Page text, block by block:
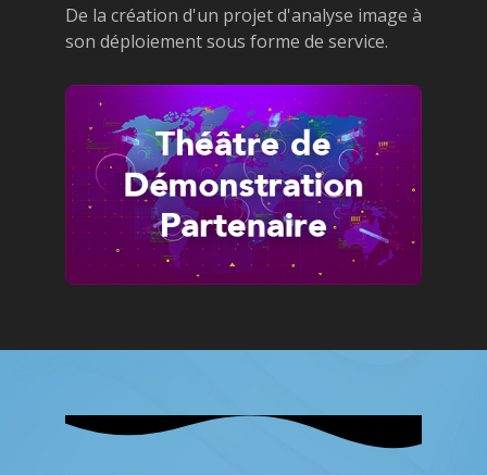
De la création d'un projet d'analyse image à
son déploiement sous forme de service.